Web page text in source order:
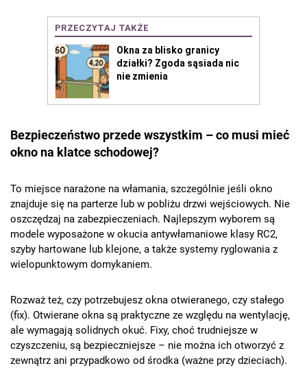
Bezpieczeństwo przede wszystkim – co musi mieć
okno na klatce schodowej?
To miejsce narażone na włamania, szczególnie jeśli okno
znajduje się na parterze lub w pobliżu drzwi wejściowych. Nie
oszczędzaj na zabezpieczeniach. Najlepszym wyborem są
modele wyposażone w okucia antywłamaniowe klasy RC2,
szyby hartowane lub klejone, a także systemy ryglowania z
wielopunktowym domykaniem.
Rozważ też, czy potrzebujesz okna otwieranego, czy stałego
(fix). Otwierane okna są praktyczne ze względu na wentylację,
ale wymagają solidnych okuć. Fixy, choć trudniejsze w
czyszczeniu, są bezpieczniejsze – nie można ich otworzyć z
zewnątrz ani przypadkowo od środka (ważne przy dzieciach).